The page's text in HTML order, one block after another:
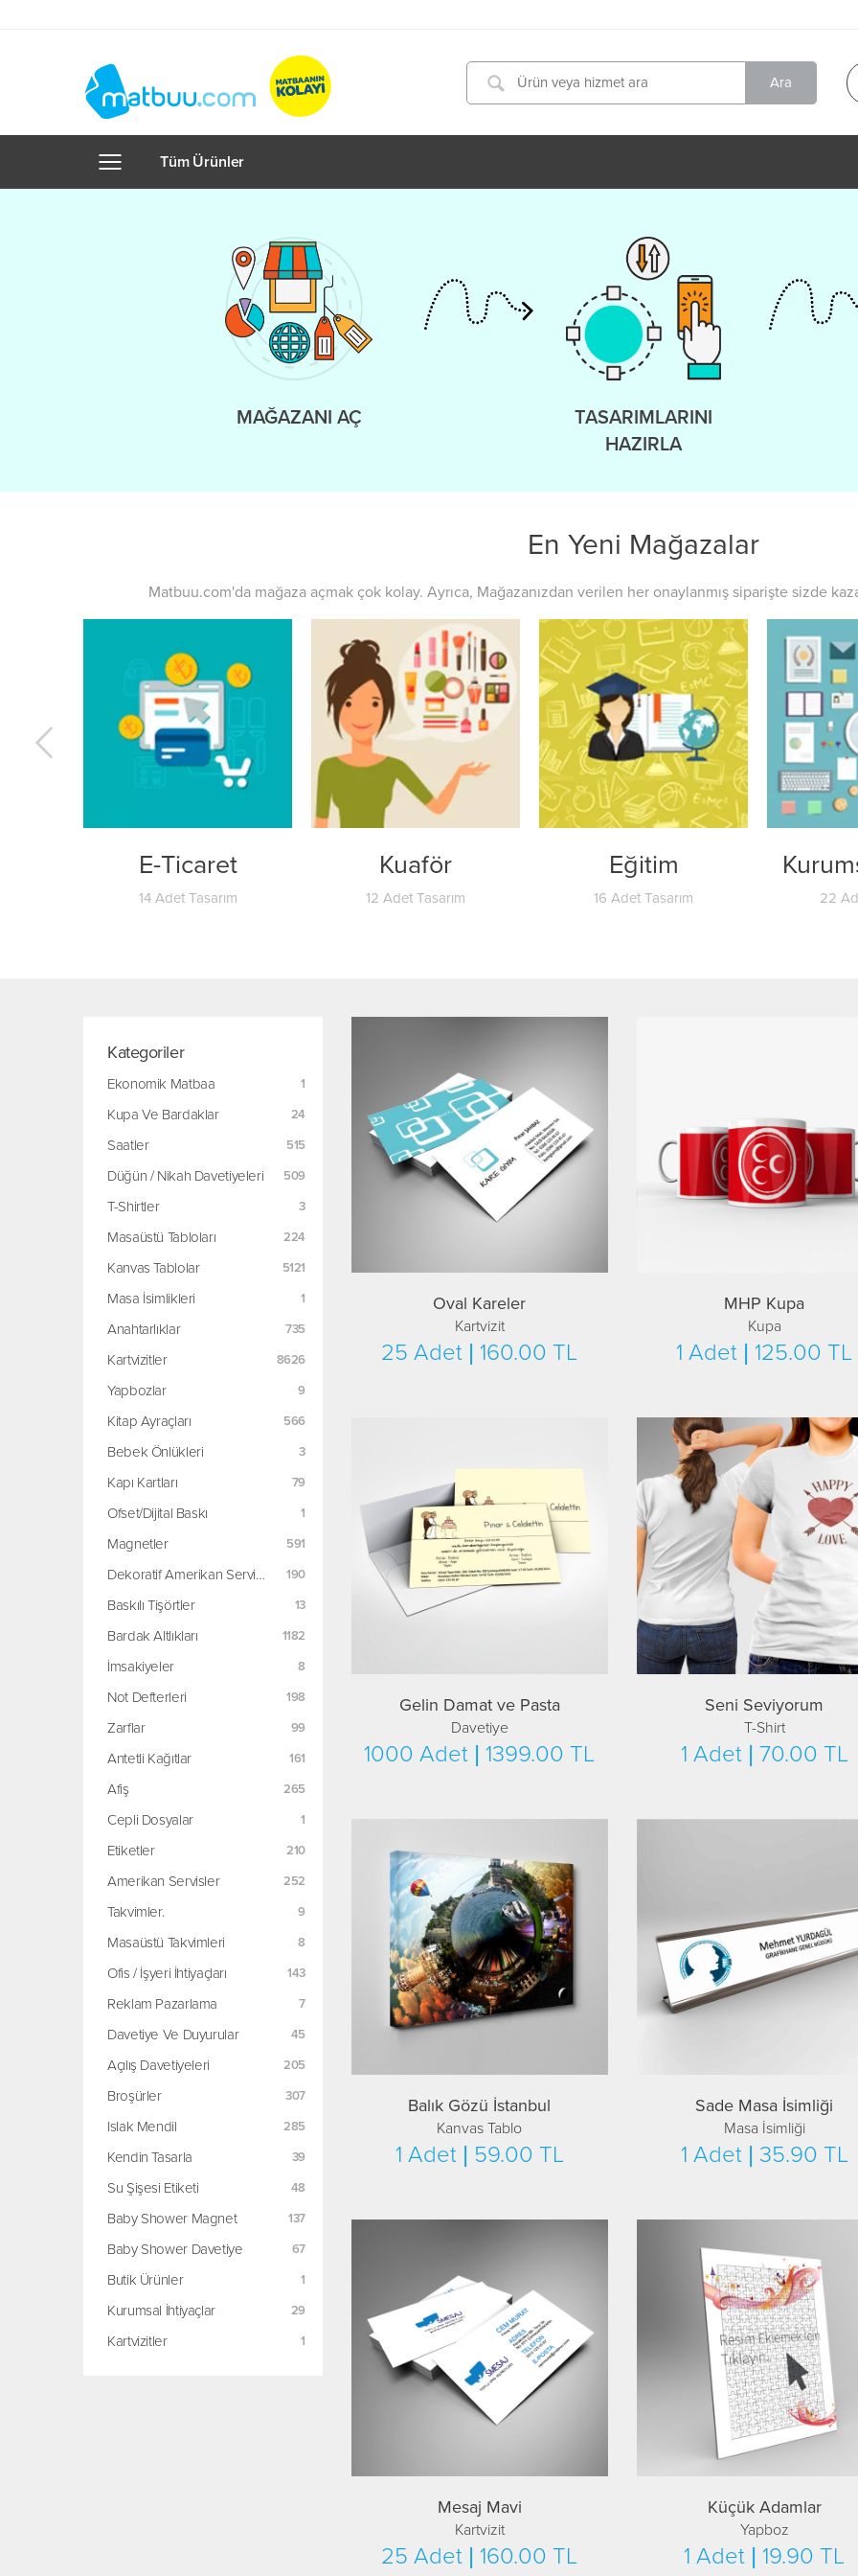
Tüm Ürünler
MAĞAZANI AÇ
TASARIMLARINI
HAZIRLA
En Yeni Mağazalar
Matbuu.com'da mağaza açmak çok kolay. Ayrıca, Mağazanızdan verilen her onaylanmış siparişte sizde
E-Ticaret
14 Adet Tasarım
Kuaför
12 Adet Tasarım
Eğitim
16 Adet Tasarım 22
Kategoriler
Ekonomik Matbaa
Kupa Ve Bardaklar
Saatler
Düğün / Nikah Davetiyeleri
T-Shirtler
Masaüstü Tabloları
Kanvas Tablolar
Masa İsimlikleri
Anahtarlıklar
Kartvizitler
Yapbozlar
Kitap Ayraçları
Bebek Önlükleri
Kapı Kartları
Ofset/Dijital Baskı
Magnetler
Dekoratif Amerikan Servisler
Baskılı Tişörtler
Bardak Altlıkları
İmsakiyeler
Not Defterleri
Zarflar
Antetli Kağıtlar
Afiş
Cepli Dosyalar
Etiketler
Amerikan Servisler
Takvimler.
Masaüstü Takvimleri
Ofis / İşyeri İhtiyaçları
Reklam Pazarlama
Davetiye Ve Duyurular
Açılış Davetiyeleri
Broşürler
Islak Mendil
Kendin Tasarla
Su Şişesi Etiketi
Baby Shower Magnet
Baby Shower Davetiye
Butik Ürünler
Kurumsal İhtiyaçlar
Kartvizitler
Oval Kareler
Kartvizit
25 Adet | 160.00 TL
MHP Kupa
Kupa
1 Adet | 125.00 TL
Gelin Damat ve Pasta
Davetiye
1000 Adet | 1399.00 TL
Seni Seviyorum
T-Shirt
1 Adet | 70.00 TL
Balık Gözü İstanbul
Kanvas Tablo
1 Adet | 59.00 TL
Sade Masa İsimliği
Masa İsimliği
1 Adet | 35.90 TL
Mesaj Mavi
Kartvizit
25 Adet | 160.00 TL
Küçük Adamlar
Yapboz
1 Adet | 19.90 TL